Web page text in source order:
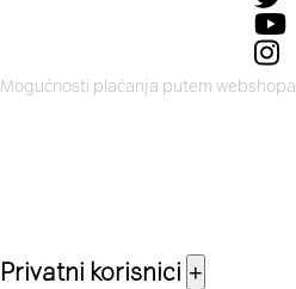
Mogućnosti plaćanja putem webshopa
Privatni korisnici +